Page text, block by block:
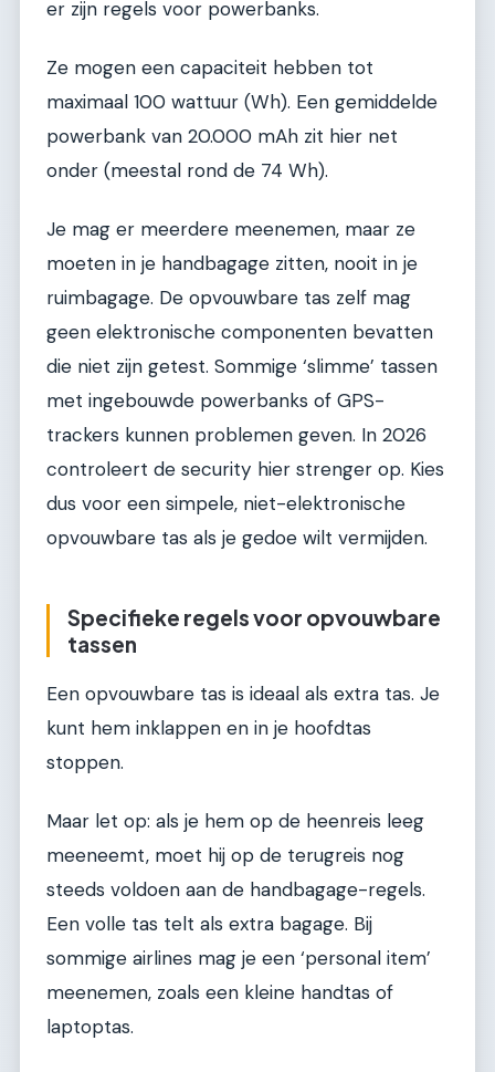
er zijn regels voor powerbanks.
Ze mogen een capaciteit hebben tot
maximaal 100 wattuur (Wh). Een gemiddelde
powerbank van 20.000 mAh zit hier net
onder (meestal rond de 74 Wh).
Je mag er meerdere meenemen, maar ze
moeten in je handbagage zitten, nooit in je
ruimbagage. De opvouwbare tas zelf mag
geen elektronische componenten bevatten
die niet zijn getest. Sommige ‘slimme’ tassen
met ingebouwde powerbanks of GPS-
trackers kunnen problemen geven. In 2026
controleert de security hier strenger op. Kies
dus voor een simpele, niet-elektronische
opvouwbare tas als je gedoe wilt vermijden.
Specifieke regels voor opvouwbare
tassen
Een opvouwbare tas is ideaal als extra tas. Je
kunt hem inklappen en in je hoofdtas
stoppen.
Maar let op: als je hem op de heenreis leeg
meeneemt, moet hij op de terugreis nog
steeds voldoen aan de handbagage-regels.
Een volle tas telt als extra bagage. Bij
sommige airlines mag je een ‘personal item’
meenemen, zoals een kleine handtas of
laptoptas.